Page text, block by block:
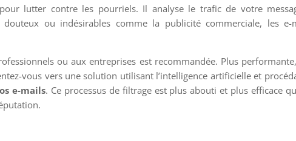
lutter contre les pourriels. Il analyse le trafic de votre
ou indésirables comme la publicité commerciale, les e-
ou aux entreprises est recommandée. Plus
vous vers une solution utilisant l’intelligence artificielle et
e-mails. Ce processus de filtrage est plus abouti et plus efficace